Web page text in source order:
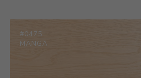
#0475
MANGA